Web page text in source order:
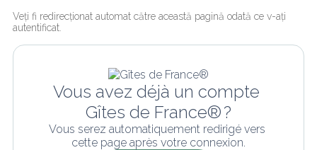
Veți fi redirecționat automat către această pagină odată ce v-ați
autentificat.
Vous avez déjà un compte
Gîtes de France® ?
Vous serez automatiquement redirigé vers
cette page après votre connexion.